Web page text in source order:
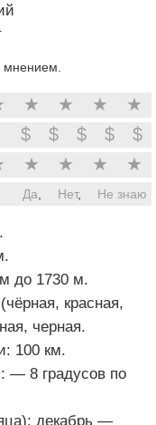
мнением.
★ ★ ★ ★
$ $ $ $ $
★ ★ ★ ★
Да Нет, Не знаю
до 1730 м.
красная,
черная.
100 км.
— 8 градусов по
декабрь —